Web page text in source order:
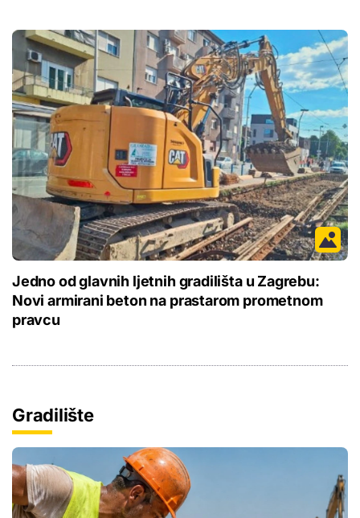
Jedno od glavnih ljetnih gradilišta u Zagrebu:
Novi armirani beton na prastarom prometnom
pravcu
Gradilište